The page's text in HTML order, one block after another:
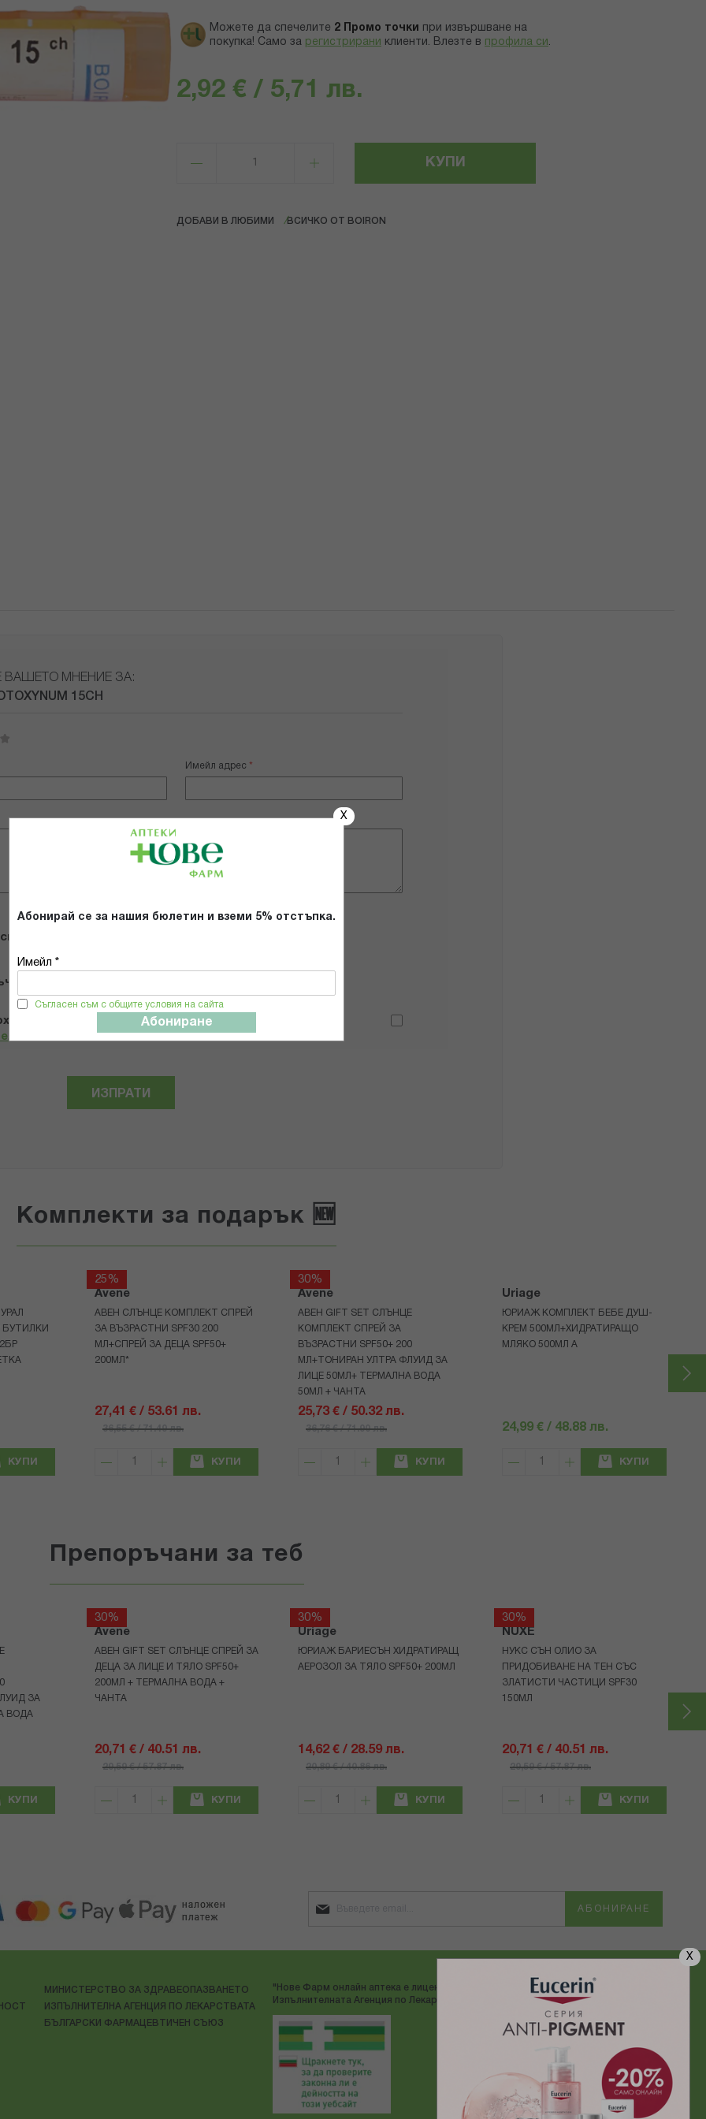
X
X
Абонирай се за нашия бюлетин и вземи 5% отстъпка.
Имейл *
Съгласен съм с общите условия на сайта
Абониране
Можете да спечелите 2 Промо точки
при извършване на
покупка! Само за регистрирани клиенти. Влезте в профила си .
2,92 € / 5,71 лв.
КУПИ
ДОБАВИ В ЛЮБИМИ ВСИЧКО ОТ BOIRON
ВАШЕТО МНЕНИЕ ЗА:
15CH
Имейл адрес
продукта
и се съгласявам с
Общите условия и политиката за
ИЗПРАТИ
Комплекти за подарък 🆕
БУТИЛКИ
КУПИ
25%
Avene
АВЕН СЛЪНЦЕ КОМПЛЕКТ СПРЕЙ
ЗА ВЪЗРАСТНИ SPF30 200
МЛ+СПРЕЙ ЗА ДЕЦА SPF50+
200МЛ*
27,41 € / 53.61 лв.
36,55 € / 71.49 лв.
КУПИ
30%
Avene
АВЕН GIFT SET СЛЪНЦЕ
КОМПЛЕКТ СПРЕЙ ЗА
ВЪЗРАСТНИ SPF50+ 200
МЛ+ТОНИРАН УЛТРА ФЛУИД ЗА
ЛИЦЕ 50МЛ+ ТЕРМАЛНА ВОДА
50МЛ + ЧАНТА
25,73 € / 50.32 лв.
36,76 € / 71.90 лв.
КУПИ
Uriage
ЮРИАЖ КОМПЛЕКТ БЕБЕ ДУШ-
КРЕМ 500МЛ+ХИДРАТИРАЩО
МЛЯКО 500МЛ A
24,99 € / 48.88 лв.
КУПИ
Препоръчани за теб
ЗА
ВОДА
КУПИ
30%
Avene
АВЕН GIFT SET СЛЪНЦЕ СПРЕЙ ЗА
ДЕЦА ЗА ЛИЦЕ И ТЯЛО SPF50+
200МЛ + ТЕРМАЛНА ВОДА +
ЧАНТА
20,71 € / 40.51 лв.
29,59 € / 57.87 лв.
КУПИ
30%
Uriage
ЮРИАЖ БАРИЕСЪН ХИДРАТИРАЩ
АЕРОЗОЛ ЗА ТЯЛО SPF50+ 200МЛ
14,62 € / 28.59 лв.
20,89 € / 40.86 лв.
КУПИ
30%
NUXE
НУКС СЪН ОЛИО ЗА
ПРИДОБИВАНЕ НА ТЕН СЪС
ЗЛАТИСТИ ЧАСТИЦИ SPF30
150МЛ
20,71 € / 40.51 лв.
29,59 € / 57.87 лв.
КУПИ
АБОНИРАНЕ
МИНИСТЕРСТВО ЗА ЗДРАВЕОПАЗВАНЕТО
ИЗПЪЛНИТЕЛНА АГЕНЦИЯ ПО ЛЕКАРСТВАТА
БЪЛГАРСКИ ФАРМАЦЕВТИЧЕН СЪЮЗ
"Нове Фарм онлайн аптека е лицензирана от
Изпълнителната Агенция по Лекарствата"
ДОСТАВЯМЕ С: